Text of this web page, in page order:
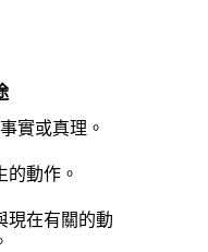
實或真理。
的動作。
現在有關的動